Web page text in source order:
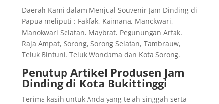
Daerah Kami dalam Menjual Souvenir Jam Dinding di
Papua meliputi : Fakfak, Kaimana, Manokwari,
Manokwari Selatan, Maybrat, Pegunungan Arfak,
Raja Ampat, Sorong, Sorong Selatan, Tambrauw,
Teluk Bintuni, Teluk Wondama dan Kota Sorong.
Penutup Artikel Produsen Jam
Dinding di Kota Bukittinggi
Terima kasih untuk Anda yang telah singgah serta